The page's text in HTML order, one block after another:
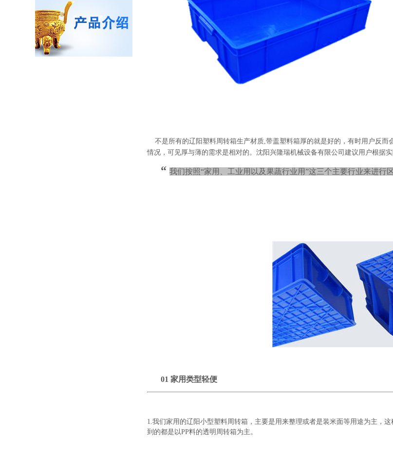
不是所有的辽阳塑料周转箱生产材质,带盖塑料箱厚的就是好的，有时用户反
情况，可见厚与薄的需求是相对的。沈阳兴隆瑞机械设备有限公司建议用户根据
“ 我们按照“家用、工业用以及果蔬行业用”这三个主要行业来进行
01 家用类型轻便
1.我们家用的辽阳小型塑料周转箱，主要是用来整理或者是装米面等用途为主，
到的都是以PP料的透明周转箱为主。